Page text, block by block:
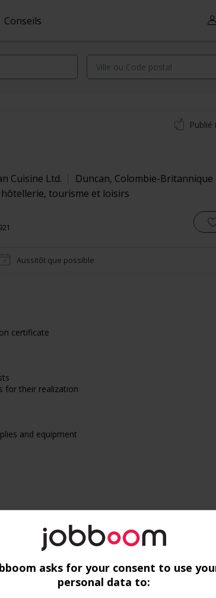
Conseils
Cuisine Ltd. Duncan, Colombie-Britannique
tourisme et loisirs
Publié
Aussitôt que possible
certificate
for their realization
and equipment
asks for your consent to use
personal data to: